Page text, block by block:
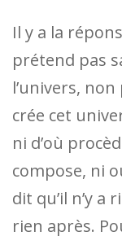
Il y a la
prétend pas
l’univers,
crée cet
ni d’où
compose, ni
dit qu’il n’y a
rien après.